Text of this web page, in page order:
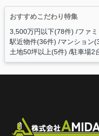
おすすめこだわり特集
3,500万円以下(78件) ファ
駅近物件(36件) マンション
土地50坪以上(5件) 駐車場2